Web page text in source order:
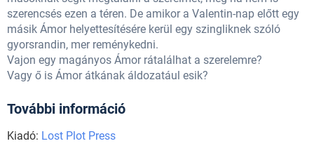
szerencsés ezen a téren. De amikor a Valentin-nap előtt egy
másik Ámor helyettesítésére kerül egy szingliknek szóló
gyorsrandin, mer reménykedni.
Vajon egy magányos Ámor rátalálhat a szerelemre?
Vagy ő is Ámor átkának áldozatául esik?
További információ
Kiadó: Lost Plot Press